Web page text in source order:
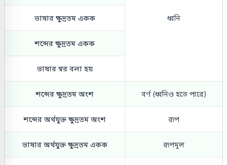
ধ্বনি
ভাষার ক্ষুদ্রতম একক
শব্দের ক্ষুদ্রতম একক
ভাষার স্বর বলা হয়
শব্দের ক্ষুদ্রতম অংশ বর্ণ (ধ্বনিও হতে পারে)
শব্দের অর্থযুক্ত ক্ষুদ্রতম অংশ রূপ
ভাষার অর্থযুক্ত ক্ষুদ্রতম একক রূপমূল